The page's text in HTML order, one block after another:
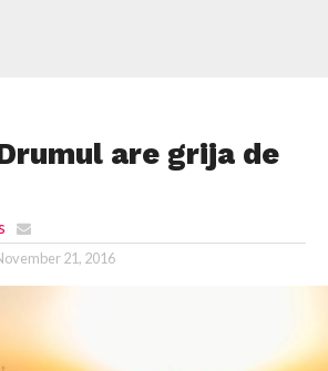
are grija de
21, 2016